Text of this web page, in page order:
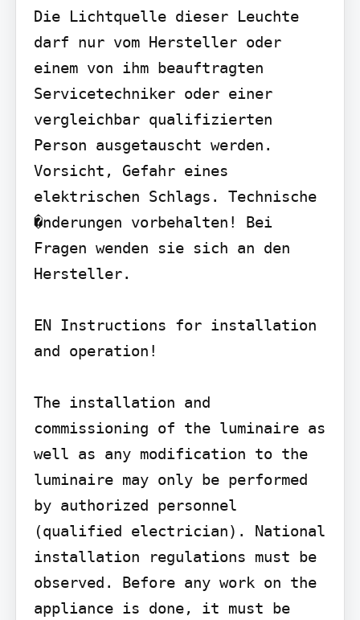
Die Lichtquelle dieser Leuchte
darf nur vom Hersteller oder
einem von ihm beauftragten
Servicetechniker oder einer
vergleichbar qualifizierten
Person ausgetauscht werden.
Vorsicht, Gefahr eines
elektrischen Schlags. Technische
�nderungen vorbehalten! Bei
Fragen wenden sie sich an den
Hersteller.
EN Instructions for installation
and operation!
The installation and
commissioning of the luminaire as
well as any modification to the
luminaire may only be performed
by authorized personnel
(qualified electrician). National
installation regulations must be
observed. Before any work on the
appliance is done, it must be